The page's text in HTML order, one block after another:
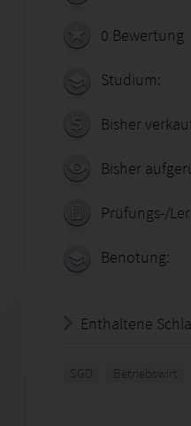
0 Bewertung
Studium:
Bisher
Bisher
Prüfungs-/
Benotung:
Enthaltene
SGD Betriebswirt